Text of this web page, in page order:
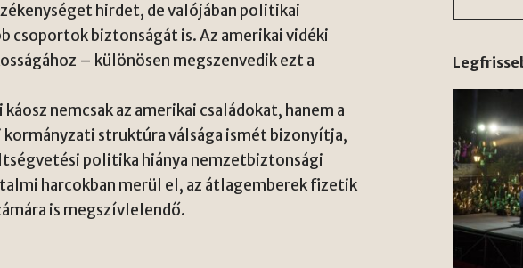
hirdet, de valójában politikai
csoportok biztonságát is. Az amerikai vidéki
– különösen megszenvedik ezt a
nemcsak az amerikai családokat, hanem a
struktúra válsága ismét bizonyítja,
politika hiánya nemzetbiztonsági
harcokban merül el, az átlagemberek fizetik
is megszívlelendő.